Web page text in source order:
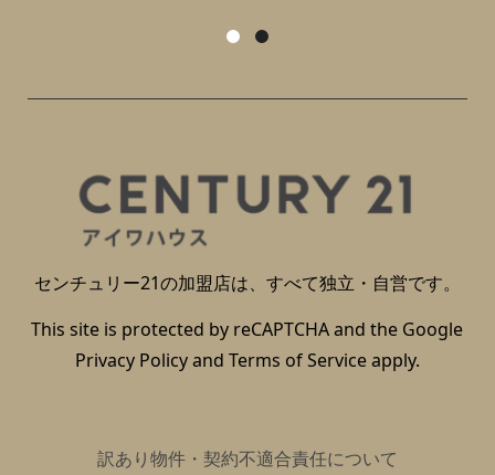
センチュリー21の加盟店は、すべて独立・自営です。
This site is protected by reCAPTCHA and the Google
Privacy Policyand Terms of Serviceapply.
訳あり物件・契約不適合責任について